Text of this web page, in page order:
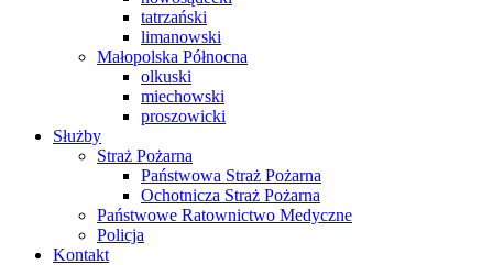
tatrzański
limanowski
Małopolska Północna
olkuski
miechowski
proszowicki
Służby
Straż Pożarna
Państwowa Straż Pożarna
Ochotnicza Straż Pożarna
Państwowe Ratownictwo Medyczne
Policja
Kontakt